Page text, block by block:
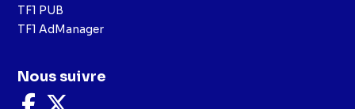
TF1 PUB
TF1 AdManager
Nous suivre
Nous